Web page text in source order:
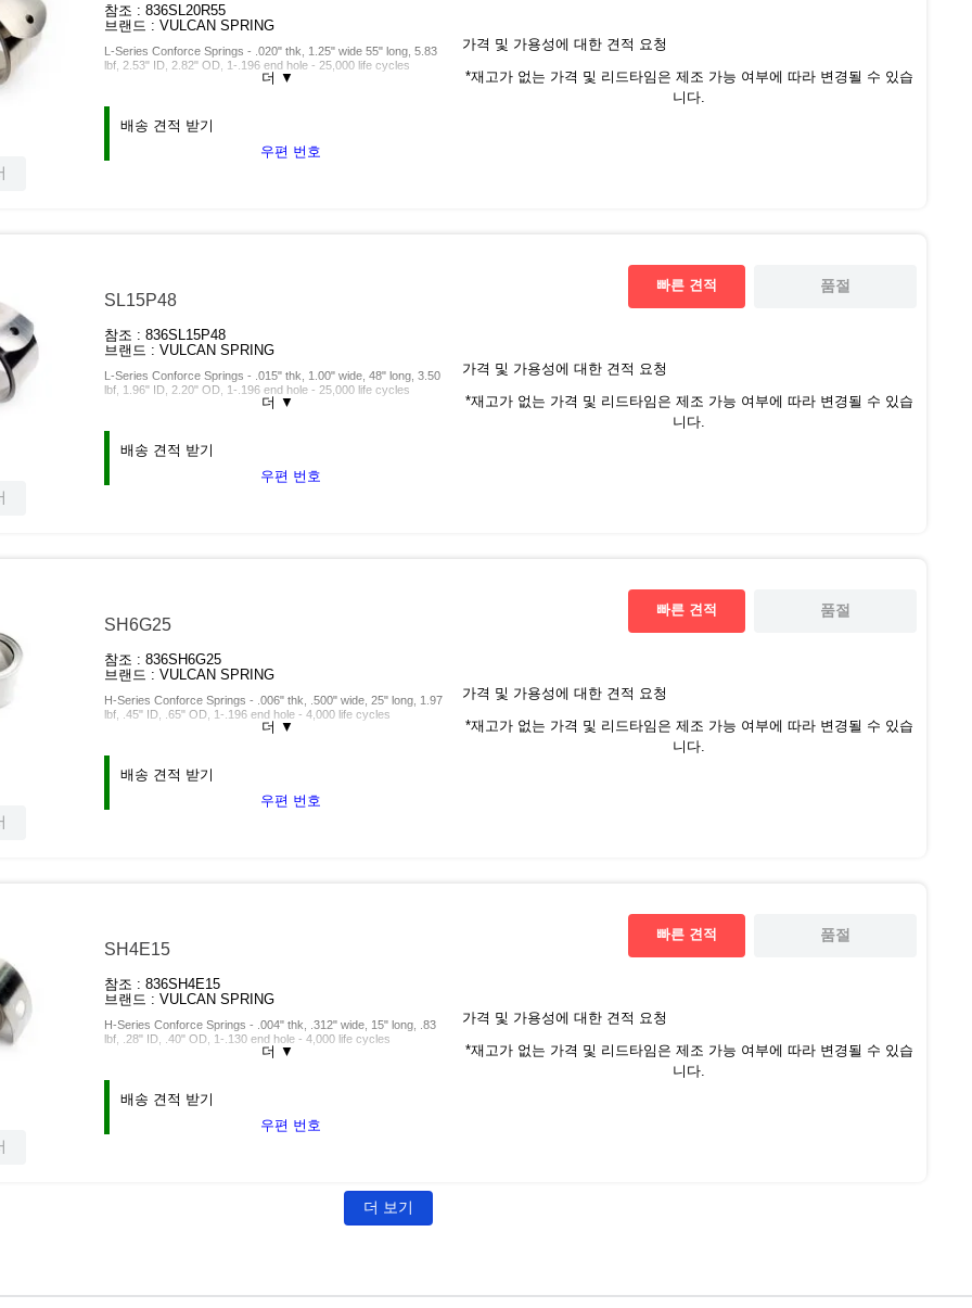
참조 :836SL20R55
브랜드 :VULCAN SPRING
L-Series Conforce Springs - .020" thk, 1.25" wide 55" long, 5.83
lbf, 2.53" ID, 2.82" OD, 1-.196 end hole - 25,000 life cycles
더 ▼
배송 견적 받기
우편 번호
가격 및 가용성에 대한 견적 요청
*재고가 없는 가격 및 리드타임은 제조 가능 여부에 따라 변경될 수 있습
니다.
SL15P48
참조 :836SL15P48
브랜드 :VULCAN SPRING
L-Series Conforce Springs - .015" thk, 1.00" wide, 48" long, 3.50
lbf, 1.96" ID, 2.20" OD, 1-.196 end hole - 25,000 life cycles
더 ▼
배송 견적 받기
우편 번호
빠른 견적 품절
가격 및 가용성에 대한 견적 요청
*재고가 없는 가격 및 리드타임은 제조 가능 여부에 따라 변경될 수 있습
니다.
SH6G25
참조 :836SH6G25
브랜드 :VULCAN SPRING
H-Series Conforce Springs - .006" thk, .500" wide, 25" long, 1.97
lbf, .45" ID, .65" OD, 1-.196 end hole - 4,000 life cycles
더 ▼
배송 견적 받기
우편 번호
빠른 견적 품절
가격 및 가용성에 대한 견적 요청
*재고가 없는 가격 및 리드타임은 제조 가능 여부에 따라 변경될 수 있습
니다.
SH4E15
참조 :836SH4E15
브랜드 :VULCAN SPRING
H-Series Conforce Springs - .004" thk, .312" wide, 15" long, .83
lbf, .28" ID, .40" OD, 1-.130 end hole - 4,000 life cycles
더 ▼
배송 견적 받기
우편 번호
빠른 견적 품절
가격 및 가용성에 대한 견적 요청
*재고가 없는 가격 및 리드타임은 제조 가능 여부에 따라 변경될 수 있습
니다.
더 보기